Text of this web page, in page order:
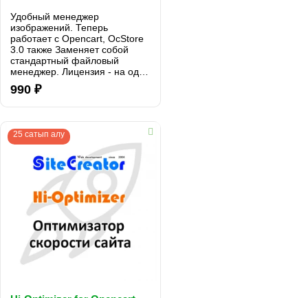
Удобный менеджер
изображений. Теперь
работает с Opencart, OcStore
3.0 также Заменяет собой
стандартный файловый
менеджер. Лицензия - на один
домен и все его поддомены.
Поддержка PHP: от php 5.6 и
990 ₽
25 сатып алу